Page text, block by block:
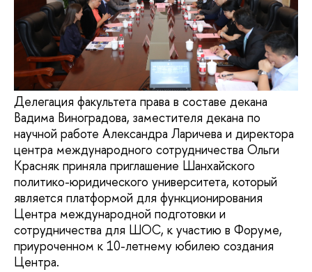
Делегация факультета права в составе декана
Вадима Виноградова, заместителя декана по
научной работе Александра Ларичева и директора
центра международного сотрудничества Ольги
Красняк приняла приглашение Шанхайского
политико-юридического университета, который
является платформой для функционирования
Центра международной подготовки и
сотрудничества для ШОС, к участию в Форуме,
приуроченном к 10-летнему юбилею создания
Центра.